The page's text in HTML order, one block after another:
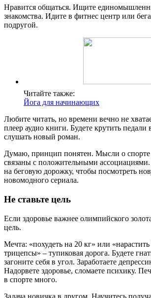
Нравится общаться. Ищите
знакомства. Идите в фитнес центр или
подругой.
Читайте также:
Йога для начинающих
Любите читать, но времени вечно не
плеер аудио книги. Будете крутить педали
слушать новый роман.
Думаю, принцип понятен. Мысли о
связаны с положительными ассоциациями.
на беговую дорожку, чтобы посмотреть
новомодного сериала.
Не ставьте цель
Если здоровье важнее олимпийского
цель.
Мечта: «похудеть на 20 кг» или
трицепсы» – тупиковая дорога. Будете
загоните себя в угол. Заработаете
Надорвете здоровье, сломаете психику.
в спорте много.
Задача новичка в другом. Научитесь